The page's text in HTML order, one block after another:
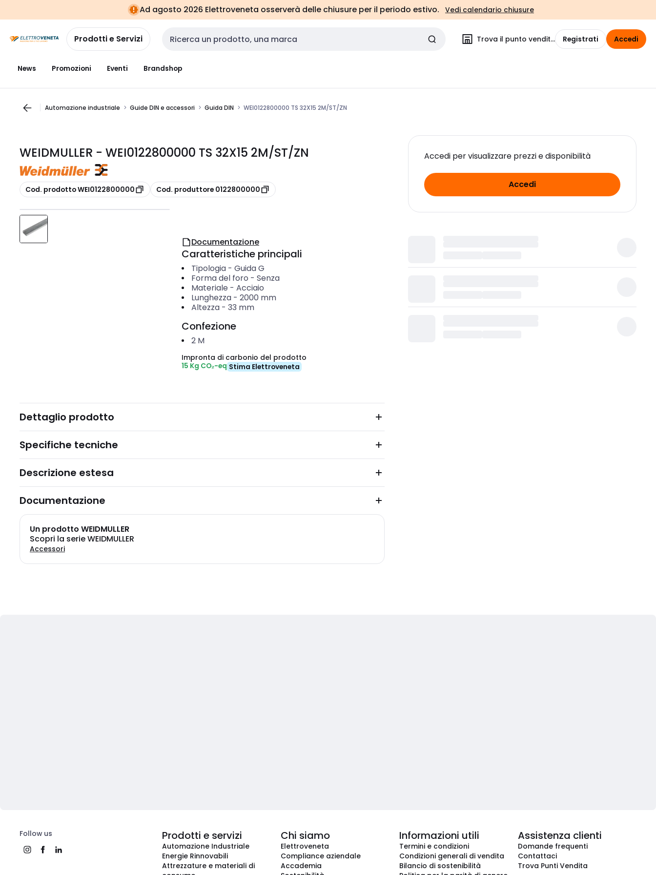
navigazionealla
pagina
Ad agosto 2026 Elettroveneta osserverà delle chiusure per il periodo estivo. Vedi calendario chiusure
Prodotti e Servizi Cerca input Trova il punto vendita Registrati Accedi
News Promozioni Eventi Brandshop
Automazione industriale Guide DIN e accessori Guida DIN WEI0122800000 TS 32X15 2M/ST/ZN
WEIDMULLER - WEI0122800000 TS 32X15 2M/ST/ZN
copia
Cod. prodotto WEI0122800000 copia
Cod. produttore 0122800000
Accedi per visualizzare prezzi e disponibilità
Accedi
Documentazione
Caratteristiche principali
Tipologia- Guida G
Forma del foro - Senza
Materiale - Acciaio
Lunghezza- 2000 mm
Altezza- 33 mm
Confezione
2 M
Impronta di carbonio del prodotto
15 Kg CO₂-eq Stima Elettroveneta
Dettaglio prodotto
Specifiche tecniche
Descrizione estesa
Documentazione
Un prodotto WEIDMULLER
Scopri la serie WEIDMULLER
Accessori
Follow us Prodotti e servizi
Automazione Industriale
Energie Rinnovabili
Attrezzature e materiali di
Chi siamo
Elettroveneta
Compliance aziendale
Accademia
Informazioni utili
Termini e condizioni
Condizioni generali di vendita
Bilancio di sostenibilità
Assistenza clienti
Domande frequenti
Contattaci
Trova Punti Vendita